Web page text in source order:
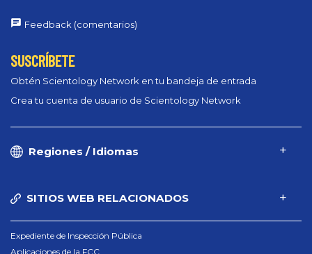
Feedback (comentarios)
SUSCRÍBETE
Obtén Scientology Network en tu bandeja de entrada
Crea tu cuenta de usuario de Scientology Network
Regiones / Idiomas
SITIOS WEB RELACIONADOS
Expediente de Inspección Pública
Aplicaciones de la FCC